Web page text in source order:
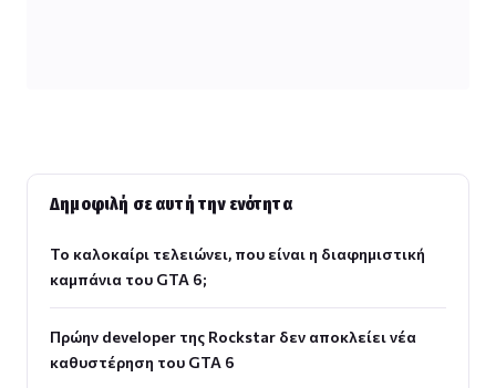
Δημοφιλή σε αυτή την ενότητα
Το καλοκαίρι τελειώνει, που είναι η διαφημιστική
καμπάνια του GTA 6;
Πρώην developer της Rockstar δεν αποκλείει νέα
καθυστέρηση του GTA 6